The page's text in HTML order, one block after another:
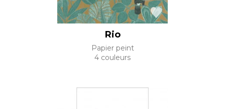
Rio
Papier peint
4 couleurs